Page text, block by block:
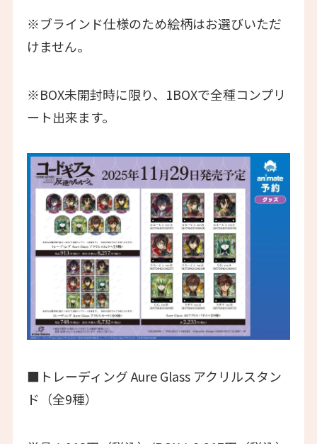
※ブラインド仕様のため絵柄はお選びいただ
けません。
※BOX未開封時に限り、1BOXで全種コンプリ
ート出来ます。
■トレーディング Aure Glass アクリルスタン
ド（全9種）